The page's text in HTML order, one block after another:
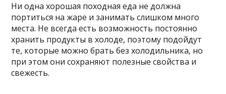
Ни одна хорошая походная еда не должна
портиться на жаре и занимать слишком много
места. Не всегда есть возможность постоянно
хранить продукты в холоде, поэтому подойдут
те, которые можно брать без холодильника, но
при этом они сохраняют полезные свойства и
свежесть.